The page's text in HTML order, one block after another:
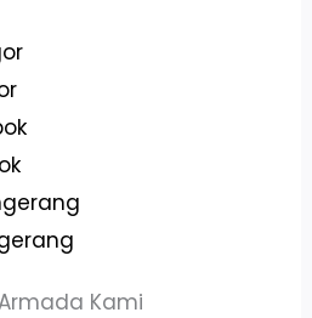
Kami